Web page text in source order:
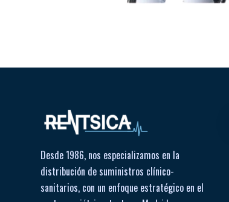
Desde 1986, nos especializamos en la
distribución de suministros clínico-
sanitarios, con un enfoque estratégico en el